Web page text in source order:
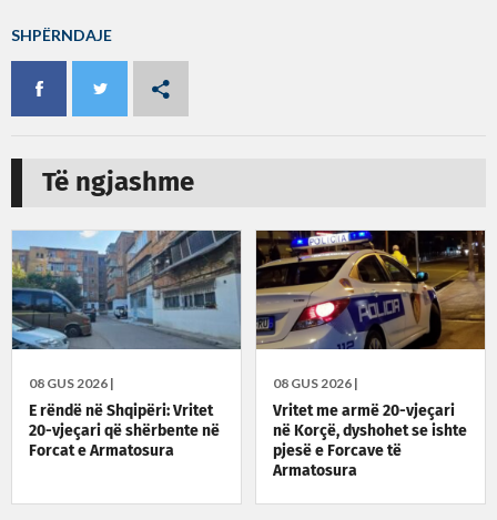
SHPËRNDAJE
Të ngjashme
08 GUS 2026 |
E rëndë në Shqipëri: Vritet
20-vjeçari që shërbente në
Forcat e Armatosura
08 GUS 2026 |
Vritet me armë 20-vjeçari
në Korçë, dyshohet se ishte
pjesë e Forcave të
Armatosura